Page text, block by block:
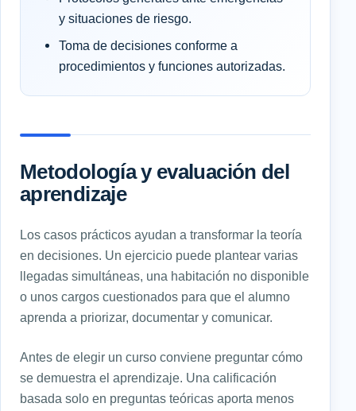
y situaciones de riesgo.
Toma de decisiones conforme a
procedimientos y funciones autorizadas.
Metodología y evaluación del
aprendizaje
Los casos prácticos ayudan a transformar la teoría
en decisiones. Un ejercicio puede plantear varias
llegadas simultáneas, una habitación no disponible
o unos cargos cuestionados para que el alumno
aprenda a priorizar, documentar y comunicar.
Antes de elegir un curso conviene preguntar cómo
se demuestra el aprendizaje. Una calificación
basada solo en preguntas teóricas aporta menos